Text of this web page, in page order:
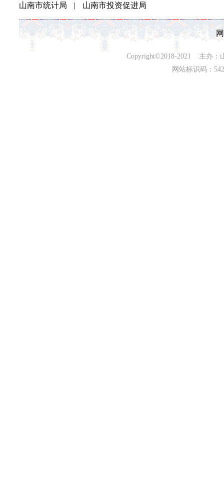
山南市统计局 | 山南市投资促进局
Copyright©2018-2021 主办：
网站标识码：